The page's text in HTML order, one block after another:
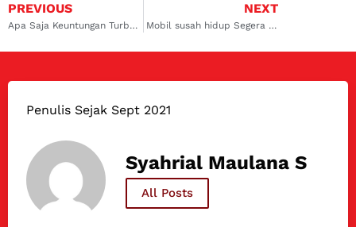
PREVIOUS
Apa Saja Keuntungan Turbo Mobil Bensin Atau Turbocharger
NEXT
Mobil susah hidup Segera cek komponen ini
Penulis Sejak Sept 2021
Syahrial Maulana S
All Posts